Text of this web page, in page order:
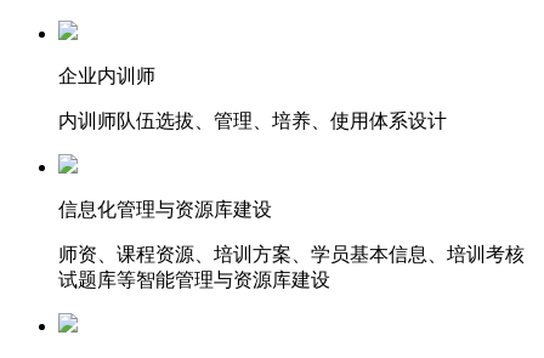
企业内训师
内训师队伍选拔、管理、培养、使用体系设计
信息化管理与资源库建设
师资、课程资源、培训方案、学员基本信息、培训考核
试题库等智能管理与资源库建设